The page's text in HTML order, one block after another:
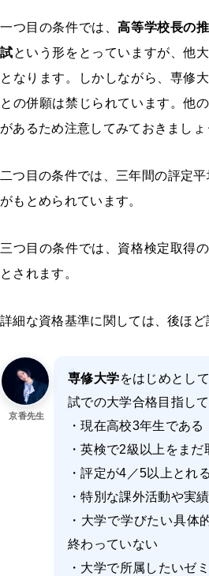
一つ目の条件では、高等学校長の
試という形をとっていますが、他
となります。しかしながら、専修
との併願は禁じられています。他
があるため注意してみておきましょ
二つ目の条件では、三年間の評定
がもとめられています。
三つ目の条件では、資格検定取得
とされます。
詳細な資格基準に関しては、後ほど
京香先生
専修大学をはじめとし
試での大学合格目指し
・現在高校3年生である
・英検で2級以上をま
・評定が4／5以上とれ
・特別な課外活動や実
・大学で学びたい具体
終わっていない
・大学で所属したいゼ